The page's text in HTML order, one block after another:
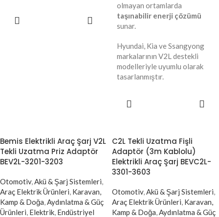
olmayan ortamlarda
taşınabilir enerji çözümü
sunar.
Hyundai, Kia ve Ssangyong
markalarının V2L destekli
modelleriyle uyumlu olarak
tasarlanmıştır.
Bemis Elektrikli Araç Şarj V2L
Tekli Uzatma Priz Adaptör
BEV2L-3201-3203
Otomotiv, Akü & Şarj Sistemleri
Araç Elektrik Ürünleri Karavan,
Kamp & Doğa Aydınlatma & Güç
Ürünleri Elektrik Endüstriyel
C2L Tekli Uzatma Fişli
Adaptör (3m Kablolu)
Elektrikli Araç Şarj BEVC2L-
3301-3603
Otomotiv, Akü & Şarj Sistemleri
Araç Elektrik Ürünleri Karavan,
Kamp & Doğa Aydınlatma & Güç